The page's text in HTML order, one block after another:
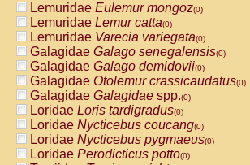
AtelidaeAlouatta caraya(0)
AtelidaeAlouatta fusca(0)
AtelidaeAlouatta seniculus(0)
AtelidaeAlouattaspp.(0)
AtelidaeAteles belzebuth(0)
AtelidaeAteles geoffroyi(0)
AtelidaeAteles paniscus(0)
AtelidaeAtelesspp.(0)
AtelidaeLagothrix lagothricha(0)
AtelidaeLagothrix lagothricha cana
PitheciidaeCacajao calvus
Lemuridae Eulemur mongoz(0)
Lemuridae Lemur catta(0)
Lemuridae Varecia variegata(0)
Galagidae Galago senegalensis(0)
Galagidae Galago demidovii(0)
Galagidae Otolemur crassicaudatus(0)
Galagidae Galagidae spp.(0)
Loridae Loris tardigradus(0)
Loridae Nycticebus coucang(0)
Loridae Nycticebus pygmaeus(0)
Loridae Perodicticus potto(0)